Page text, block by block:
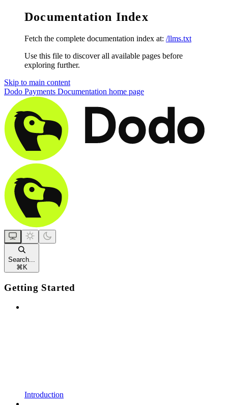
Documentation Index
Fetch the complete documentation index at: /llms.txt
Use this file to discover all available pages before
exploring further.
Skip to main content
Dodo Payments Documentation home page
Search...
⌘ K
Getting Started
Introduction